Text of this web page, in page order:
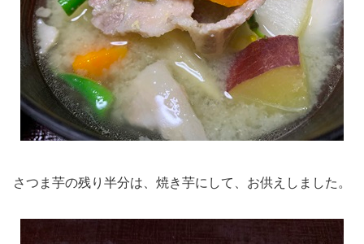
さつま芋の残り半分は、焼き芋にして、お供えしました。